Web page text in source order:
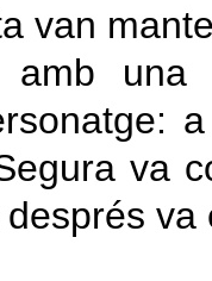
van
una
va